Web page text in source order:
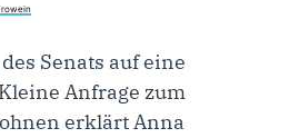
Senats auf eine
Anfrage zum
erklärt Anna